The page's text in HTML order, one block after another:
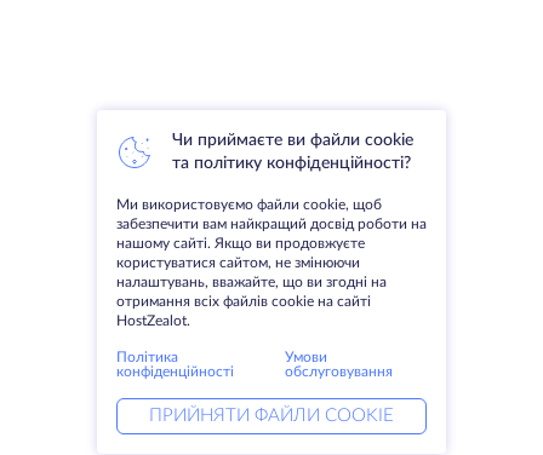
Чи приймаєте ви файли cookie
та політику конфіденційності?
Ми використовуємо файли cookie, щоб
забезпечити вам найкращий досвід роботи на
нашому сайті. Якщо ви продовжуєте
користуватися сайтом, не змінюючи
налаштувань, вважайте, що ви згодні на
отримання всіх файлів cookie на сайті
HostZealot.
Політика
конфіденційності
Умови
обслуговування
ПРИЙНЯТИ ФАЙЛИ COOKIE